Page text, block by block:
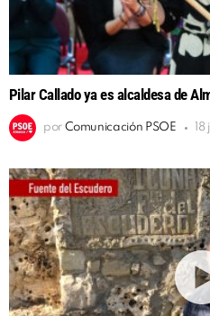
Pilar Callado ya es alcaldesa de
por Comunicación PSOE